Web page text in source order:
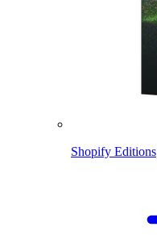
Shopify Editions